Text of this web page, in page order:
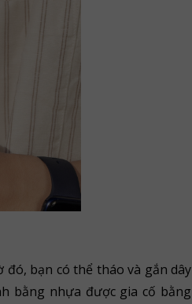
đó, bạn có thể tháo và gắn dây
bằng nhựa được gia cố bằng